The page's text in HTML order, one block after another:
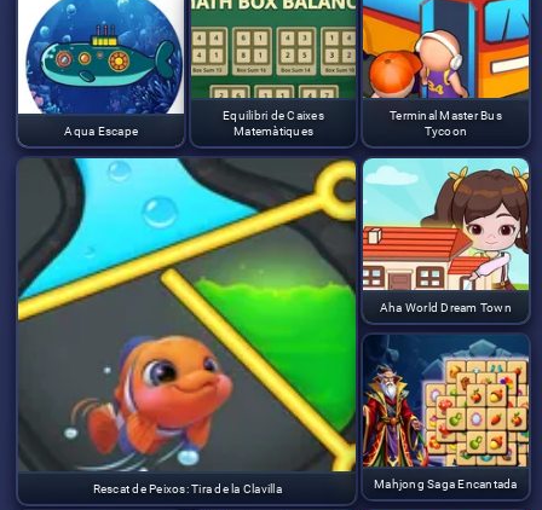
Aqua Escape
Equilibri de Caixes
Matemàtiques
Terminal Master Bus
Tycoon
Rescat de Peixos: Tira de la Clavilla
Aha World Dream Town
Mahjong Saga Encantada